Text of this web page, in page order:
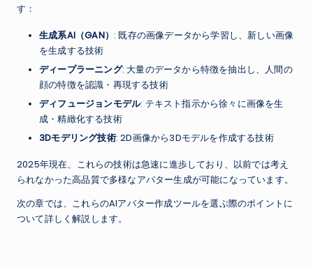
す：
生成系AI（GAN） : 既存の画像データから学習し、新しい画像
を生成する技術
ディープラーニング: 大量のデータから特徴を抽出し、人間の
顔の特徴を認識・再現する技術
ディフュージョンモデル: テキスト指示から徐々に画像を生
成・精緻化する技術
3Dモデリング技術: 2D画像から3Dモデルを作成する技術
2025年現在、これらの技術は急速に進歩しており、以前では考え
られなかった高品質で多様なアバター生成が可能になっています。
次の章では、これらのAIアバター作成ツールを選ぶ際のポイントに
ついて詳しく解説します。